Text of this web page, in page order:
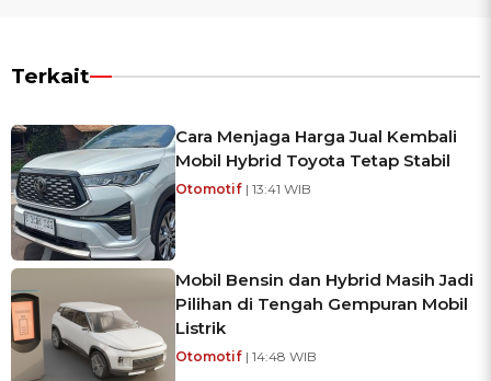
Terkait
Cara Menjaga Harga Jual Kembali
Mobil Hybrid Toyota Tetap Stabil
Otomotif | 13:41 WIB
Mobil Bensin dan Hybrid Masih Jadi
Pilihan di Tengah Gempuran Mobil
Listrik
Otomotif | 14:48 WIB